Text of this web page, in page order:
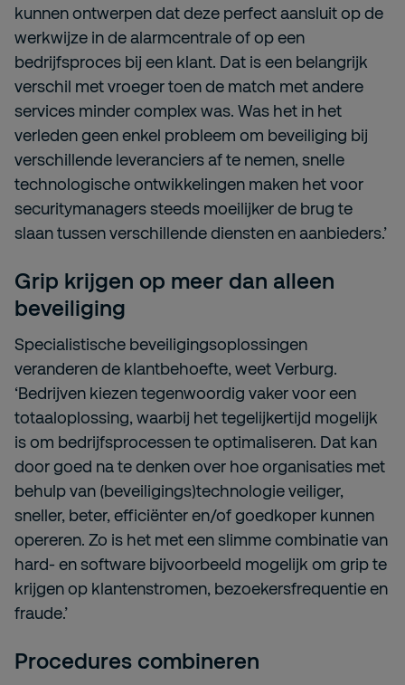
kunnen ontwerpen dat deze perfect aansluit op de
werkwijze in de alarmcentrale of op een
bedrijfsproces bij een klant. Dat is een belangrijk
verschil met vroeger toen de match met andere
services minder complex was. Was het in het
verleden geen enkel probleem om beveiliging bij
verschillende leveranciers af te nemen, snelle
technologische ontwikkelingen maken het voor
securitymanagers steeds moeilijker de brug te
slaan tussen verschillende diensten en aanbieders.’
Grip krijgen op meer dan alleen
beveiliging
Specialistische beveiligingsoplossingen
veranderen de klantbehoefte, weet Verburg.
‘Bedrijven kiezen tegenwoordig vaker voor een
totaaloplossing, waarbij het tegelijkertijd mogelijk
is om bedrijfsprocessen te optimaliseren. Dat kan
door goed na te denken over hoe organisaties met
behulp van (beveiligings)technologie veiliger,
sneller, beter, efficiënter en/of goedkoper kunnen
opereren. Zo is het met een slimme combinatie van
hard- en software bijvoorbeeld mogelijk om grip te
krijgen op klantenstromen, bezoekersfrequentie en
fraude.’
Procedures combineren